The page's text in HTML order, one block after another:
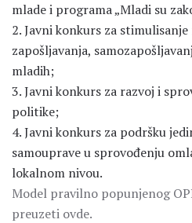
mlade i programa „Mladi su
2. Javni konkurs za
zapošljavanja,
mladih;
3. Javni konkurs za razvoj i
politike;
4. Javni konkurs za podršku
samouprave u sprovođenju
lokalnom nivou.
Model pravilno popunjenog
preuzeti ovde.